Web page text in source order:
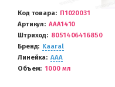
Код товара
П1020031
Артикул
AAA1410
Штриход
8051406416850
Бренд
Kaaral
Линейка
AAA
Объем
1000 мл